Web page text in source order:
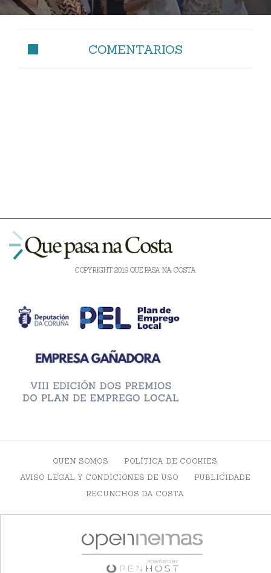
COMENTARIOS
COPYRIGHT 2019 QUE PASA NA COSTA
QUEN SOMOS
POLÍTICA DE COOKIES
AVISO LEGAL Y CONDICIONES DE USO
PUBLICIDADE
RECUNCHOS DA COSTA